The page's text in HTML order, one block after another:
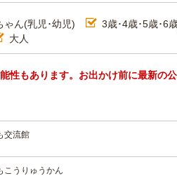
ゃん(乳児･幼児) 3歳･4歳･5歳･6
大人
性もあります。お出かけ前に最新の
交流館
こうりゅうかん